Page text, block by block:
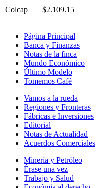
Colcap $2.109.15
Página Principal
Banca y Finanzas
Notas de la finca
Mundo Económico
Último Modelo
Tomemos Café
Vamos a la rueda
Regiones y Fronteras
Fábricas e Inversiones
Editorial
Notas de Actualidad
Acuerdos Comerciales
Minería y Petróleo
Érase una vez
Trabajo y Salud